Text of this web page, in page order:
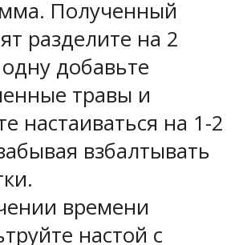
Полученный
разделите на 2
добавьте
травы и
настаиваться на 1-2
взбалтывать
времени
настой с